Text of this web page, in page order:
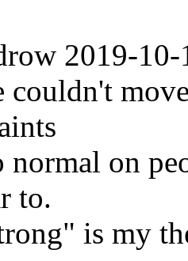
2019-
couldn't
normal on
to.
is my